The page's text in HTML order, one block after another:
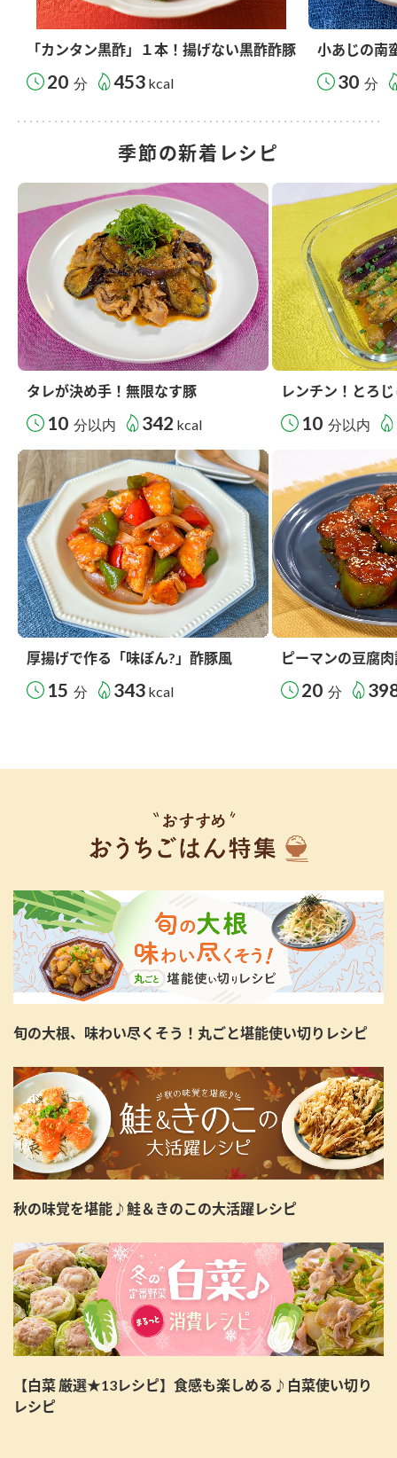
「カンタン黒酢」１本！揚げない黒酢酢豚
20 分 453 kcal
小あじの南
30 分
季節の新着レシピ
タレが決め手！無限なす豚
10 分以内 342 kcal
レンチン！とろ
10 分以内
厚揚げで作る「味ぽん?」酢豚風
15 分 343 kcal
ピーマンの豆腐
20 分
旬の大根、味わい尽くそう！丸ごと堪能使い切りレシピ
秋の味覚を堪能♪鮭＆きのこの大活躍レシピ
【白菜 厳選★13レシピ】食感も楽しめる♪白菜使い切り
レシピ